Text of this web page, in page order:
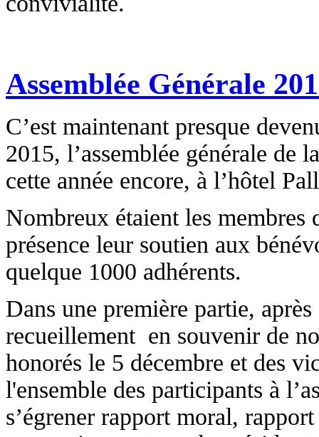
Assemblée Générale
C’est maintenant presque
2015, l’assemblée générale de
cette année encore, à l’hôtel
Nombreux étaient les membres
présence leur soutien aux
quelque 1000 adhérents.
Dans une première partie,
recueillement en souvenir de
honorés le 5 décembre et des
l'ensemble des participants à
s’égrener rapport moral,